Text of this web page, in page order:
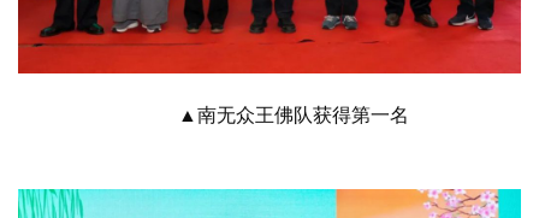
▲南无众王佛队获得第一名